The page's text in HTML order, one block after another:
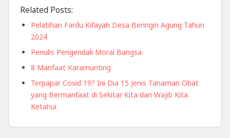
Related Posts:
Pelatihan Fardu Kifayah Desa Beringin Agung Tahun
2024
Penulis Pengendali Moral Bangsa
8 Manfaat Karamunting
Terpapar Covid 19? Ini Dia 15 Jenis Tanaman Obat
yang Bermanfaat di Sekitar Kita dan Wajib Kita
Ketahui